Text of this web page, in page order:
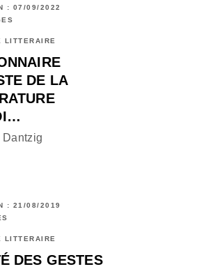
: 07/09/2022
LITTÉRAIRE
DE LA
: 21/08/2019
LITTÉRAIRE
DES GESTES